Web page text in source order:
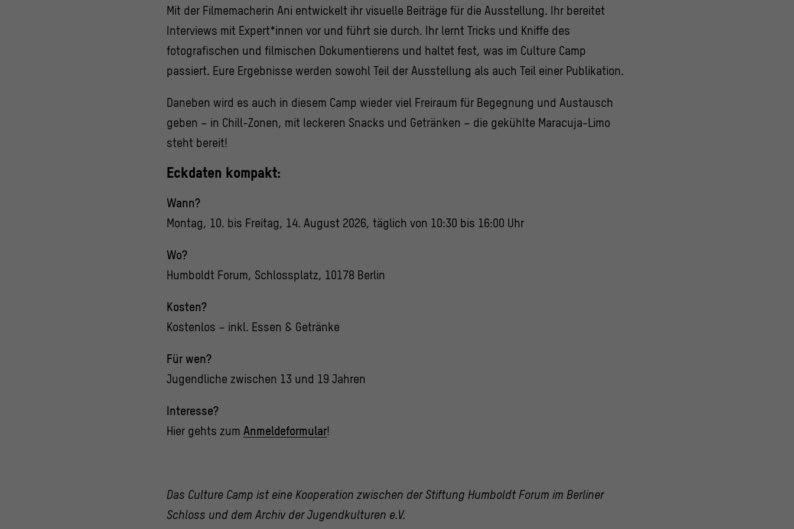
Mit der Filmemacherin Ani entwickelt ihr visuelle Beiträge für die Ausstellung. Ihr bereitet
Interviews mit Expert*innen vor und führt sie durch. Ihr lernt Tricks und Kniffe des
fotografischen und filmischen Dokumentierens und haltet fest, was im Culture Camp
passiert. Eure Ergebnisse werden sowohl Teil der Ausstellung als auch Teil einer Publikation.
Daneben wird es auch in diesem Camp wieder viel Freiraum für Begegnung und Austausch
geben – in Chill-Zonen, mit leckeren Snacks und Getränken – die gekühlte Maracuja-Limo
steht bereit!
Eckdaten kompakt:
Wann?
Montag, 10. bis Freitag, 14. August 2026, täglich von 10:30 bis 16:00 Uhr
Wo?
Humboldt Forum, Schlossplatz, 10178 Berlin
Kosten?
Kostenlos – inkl. Essen & Getränke
Für wen?
Jugendliche zwischen 13 und 19 Jahren
Interesse?
Hier gehts zum Anmeldeformular!
Das Culture Camp ist eine Kooperation zwischen der Stiftung Humboldt Forum im Berliner
Schloss und dem Archiv der Jugendkulturen e.V.